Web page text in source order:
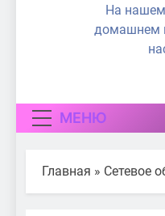
На нашем
домашнем
МЕНЮ
Главная » Сетевое